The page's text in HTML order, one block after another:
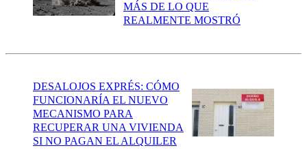
MÁS DE LO QUE
REALMENTE MOSTRÓ
DESALOJOS EXPRÉS: CÓMO
FUNCIONARÍA EL NUEVO
MECANISMO PARA
RECUPERAR UNA VIVIENDA
SI NO PAGAN EL ALQUILER